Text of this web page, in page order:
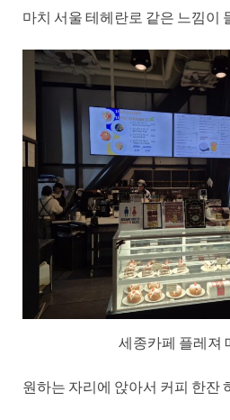
마치 서울 테헤란로 같은 느낌이
세종카페 플레져
원하는 자리에 앉아서 커피 한잔